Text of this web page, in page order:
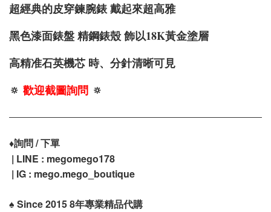
超經典的皮穿鍊腕錶 戴起來超高雅
黑色漆面錶盤 精鋼錶殼 飾以18K黃金塗層
高精准石英機芯 時、分針清晰可見
🔅 歡迎截圖詢問 🔅
♦️詢問 / 下單
| LINE : megomego178
| IG : mego.mego_boutique
♠️ Since 2015 8年專業精品代購